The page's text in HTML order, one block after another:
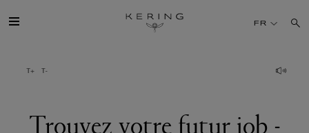
votre
futur
FR